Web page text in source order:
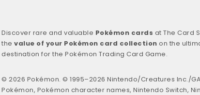
Discover rare and valuable Pokémon cards at The Card
the value of your Pokémon card collection on the
destination for the Pokémon Trading Card Game.
© 2026 Pokémon. © 1995–2026 Nintendo/Creatures Inc./
Pokémon, Pokémon character names, Nintendo Switch,